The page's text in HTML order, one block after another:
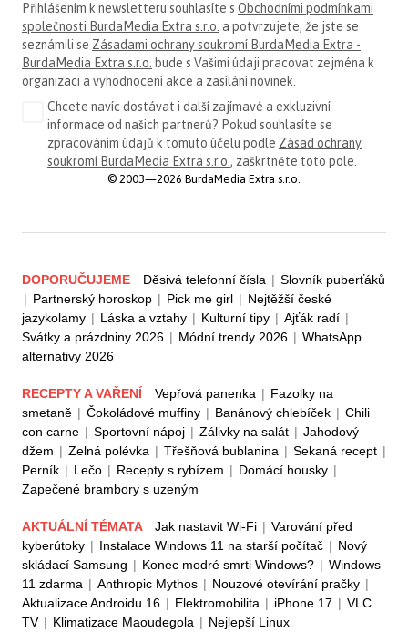
Přihlášením k newsletteru souhlasíte s Obchodními podmínkami
společnosti BurdaMedia Extra s.r.o. a potvrzujete, že jste se
seznámili se Zásadami ochrany soukromí BurdaMedia Extra -
BurdaMedia Extra s.r.o. bude s Vašimi údaji pracovat zejména k
organizaci a vyhodnocení akce a zasílání novinek.
Chcete navíc dostávat i další zajímavé a exkluzivní
informace od našich partnerů? Pokud souhlasíte se
zpracováním údajů k tomuto účelu podle Zásad ochrany
soukromí BurdaMedia Extra s.r.o., zaškrtněte toto pole.
© 2003—2026 BurdaMedia Extra s.r.o.
DOPORUČUJEME Děsivá telefonní čísla | Slovník puberťáků
| Partnerský horoskop | Pick me girl | Nejtěžší české
jazykolamy | Láska a vztahy | Kulturní tipy | Ajťák radí |
Svátky a prázdniny 2026 | Módní trendy 2026 | WhatsApp
alternativy 2026
RECEPTY A VAŘENÍ Vepřová panenka | Fazolky na
smetaně | Čokoládové muffiny | Banánový chlebíček | Chili
con carne | Sportovní nápoj | Zálivky na salát | Jahodový
džem | Zelná polévka | Třešňová bublanina | Sekaná recept |
Perník | Lečo | Recepty s rybízem | Domácí housky |
Zapečené brambory s uzeným
AKTUÁLNÍ TÉMATA Jak nastavit Wi-Fi | Varování před
kyberútoky | Instalace Windows 11 na starší počítač | Nový
skládací Samsung | Konec modré smrti Windows? | Windows
11 zdarma | Anthropic Mythos | Nouzové otevírání pračky |
Aktualizace Androidu 16 | Elektromobilita | iPhone 17 | VLC
TV | Klimatizace Maoudegola | Nejlepší Linux